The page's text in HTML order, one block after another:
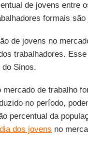
de jovens entre
formais são
de jovens no
trabalhadores.
Sinos.
de trabalho
no período,
percentual da
dos jovens no